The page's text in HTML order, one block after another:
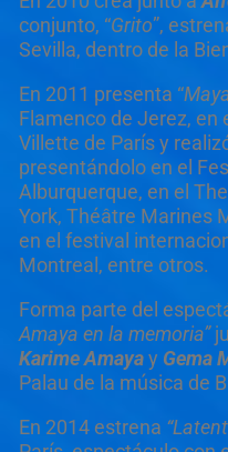
conjunto, “Grito”,
Sevilla, dentro de la
En 2011 presenta “
Flamenco de Jerez, en
Villette de París y
presentándolo en el
Alburquerque, en el
York, Théâtre Marines
en el festival
Montreal, entre otros.
Forma parte del
Amaya en la memoria”
Karime Amayay Gema
Palau de la música de
En 2014 estrena